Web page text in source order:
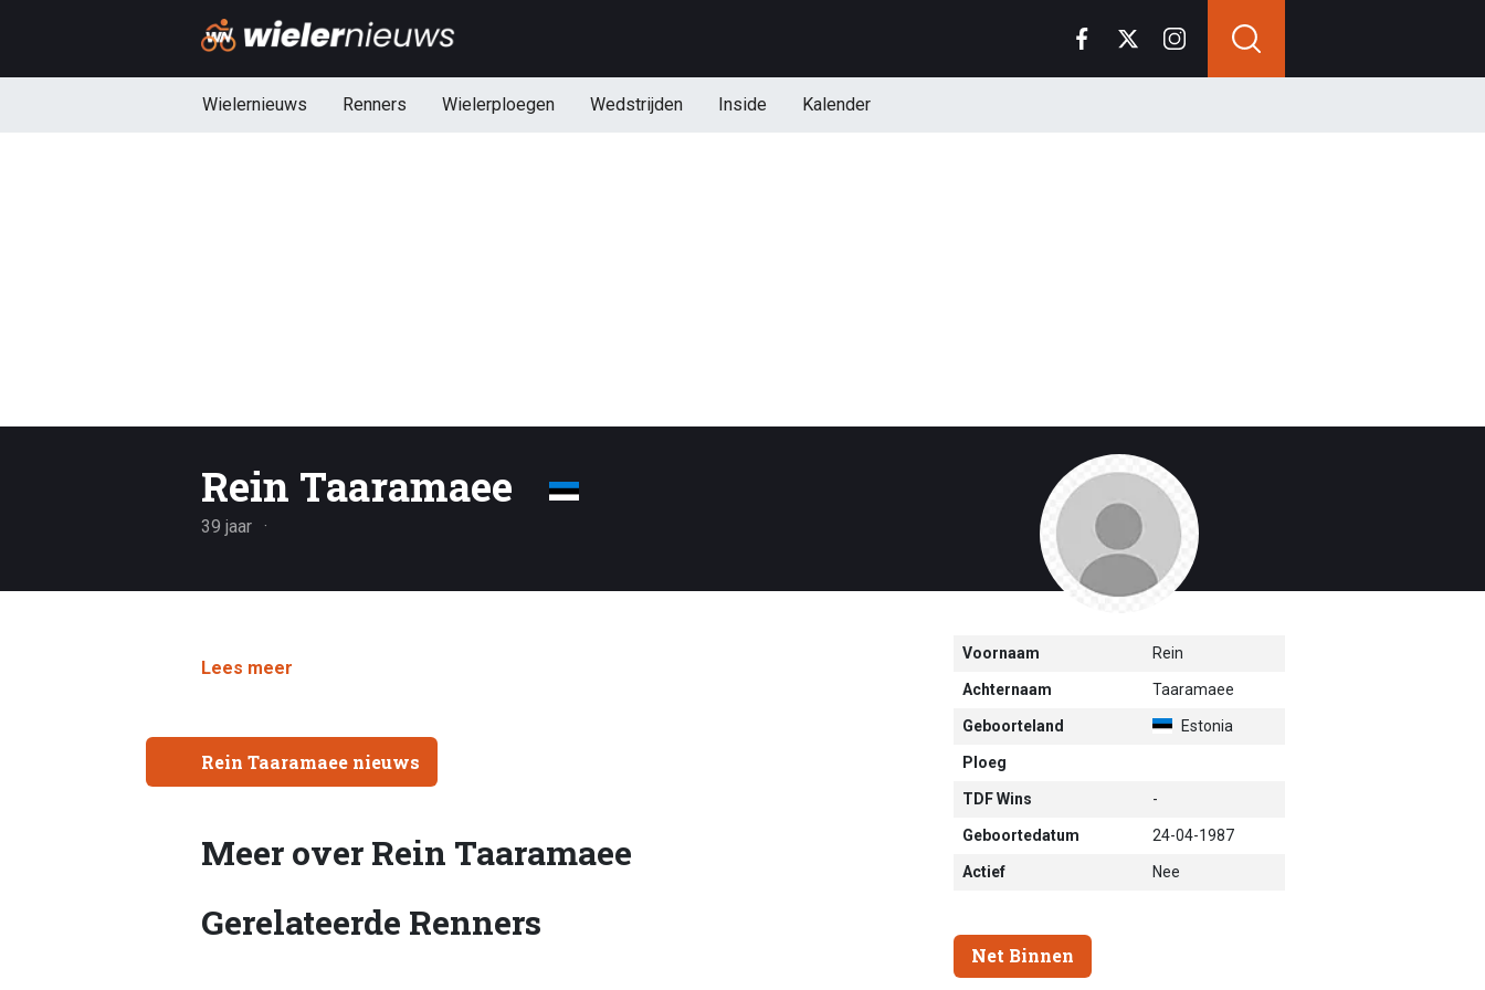
Wielernieuws Renners Wielerploegen Wedstrijden Inside Kalender
Rein Taaramaee
39 jaar
Lees meer
Rein Taaramaee nieuws
Meer over Rein Taaramaee
Gerelateerde Renners
Voornaam Rein
Achternaam Taaramaee
Geboorteland Estonia
Ploeg
TDF Wins -
Geboortedatum 24-04-1987
Actief Nee
Net Binnen